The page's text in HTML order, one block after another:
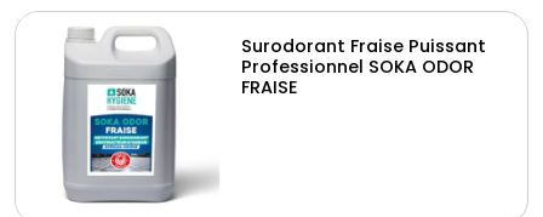
Surodorant Fraise Puissant
Professionnel SOKA ODOR
FRAISE